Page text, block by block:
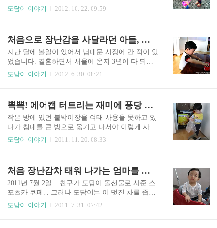
는 공구들 모두 탈착이 가능하고 이마에 꽂아서 꼬
리를 잡아당기면 소리를 내며 돌아간다. 혓바닥 줄
있었다. 다리도 움직이긴 한다는데 너무 뻑뻑하고
대신 발바닥에 바퀴가 달려있어서 ..
어린이 대공원에 참 많이 갔었는데놀이 동산도 안
습니다. 그런데 도담이는... 친정엄마가 사 준 바퀴
달린 나비 장난감을 밀고 다니는 재미에집에도 안
가려고 하더군요. 힘들다고 안아달라고 할 법도 한
데저혀 힘든 내색 없이 쉬지 않고 걸어다녔답니다.
저리 장애물이 있는 곳만 골라서 말이죠~ ㅋ 억지
주셔서 맛나게 먹고~후식은 도담이가 준비를...??
짜잔~ 압력솥 위에 구운 호..
도담이 이야기 2012. 10. 22. 09:59
처음으로 장난감을 사달라던 아들, 기뻐할 일이 아니었어
지난 달에 볼일이 있어서 남대문 시장에 간 적이 있
었습니다. 결혼하면서 서울에 온지 3년이 다 되도
록 그 유명한 남산이랑 남대문&동대문 시장에 한
게 특별한 걸 발견하지는 못했답니다. 남편에게도
그렇게 얘기 했더니 담에 오면 제대로 구경하자 하
더군요^^;; 그 날 우리 도담이에겐 큰 수확(?)이 있
었는데요바로 저 빨간 스포츠카 랍니다. 시장 구경
을 하던 중에 장난감을 파는 리어카 앞을 지나다가
츠카를 보여주더군요. 사람들이 많이 지나다녀서
공간이 없는데도 능수능란하게 스..
도담이 이야기 2012. 6. 30. 08:21
뽁뽁! 에어캡 터트리는 재미에 퐁당 빠졌어요~
작은 방에 있던 붙박이장을 여태 사용을 못하고 있
다가 침대를 큰 방으로 옮기고 나서야 이렇게 사용
을 하고 있습니다. 이것저것 오만 잡동사니를 넣어
꺼낼게 있어서 붙박이장 문을 열었는데 옆에 있던
도담이가 달려들어 저도 뭔가를 꺼내 들더군요. 그
건 바로 뽁뽁이... 에어캡이었습니다. ㅋ 택배 박스
와 에어캡을 혹시나 나중에 쓸 일이 있지 않을까해
서 놔두었더니 이리 도담이에게 장난감도 되어주
도담이 이야기 2011. 11. 20. 08:33
처음 장난감차 태워 나가는 엄마를 향한 아들의 떨떠름한 표정
2011년 7월 2일... 친구가 도담이 돌선물로 사준 스
포츠카 쿠페... 그러나 도담이는 이 멋진 차를 좁은
집안에서만 타야했습니다. 현관 한켠은 유모차가
도담이 이야기 2011. 7. 31. 07:42